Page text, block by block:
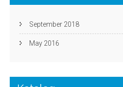
September 2018
May 2016